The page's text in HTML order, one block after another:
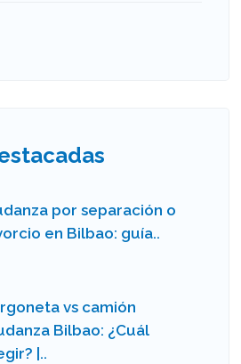
por separación o
en Bilbao: guía..
vs camión
Bilbao: ¿Cuál
|..